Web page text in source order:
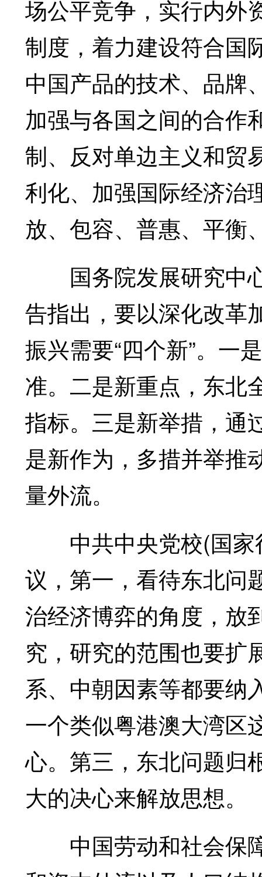
场公平竞争，实行内外
制度，着力建设符合国
中国产品的技术、品牌
加强与各国之间的合作
制、反对单边主义和贸
利化、加强国际经济治
放、包容、普惠、平衡
国务院发展研究中
告指出，要以深化改革
振兴需要“四个新”。一
准。二是新重点，东北
指标。三是新举措，通
是新作为，多措并举推
量外流。
中共中央党校(国家
议，第一，看待东北问
治经济博弈的角度，放
究，研究的范围也要扩
系、中朝因素等都要纳
一个类似粤港澳大湾区
心。第三，东北问题归
大的决心来解放思想。
中国劳动和社会保